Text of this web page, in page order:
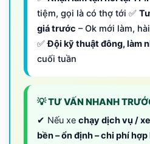
tiệm, gọi là có thợ tới ✅
giá trước – Ok mới làm,
✅Đội kỹ thuật đông, làm
cuối tuần
💡 TƯ VẤN NHANH
✔ Nếu xe chạy dịch vụ /
bền – ổn định – chi phí hợp